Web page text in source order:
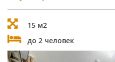
15 м2
до 2 человек